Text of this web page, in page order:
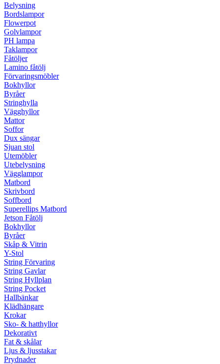
Belysning
Bordslampor
Flowerpot
Golvlampor
PH lampa
Taklampor
Fåtöljer
Lamino fåtölj
Förvaringsmöbler
Bokhyllor
Byråer
Stringhylla
Vägghyllor
Mattor
Soffor
Dux sängar
Sjuan stol
Utemöbler
Utebelysning
Vägglampor
Matbord
Skrivbord
Soffbord
Superellips Matbord
Jetson Fåtölj
Bokhyllor
Byråer
Skåp & Vitrin
Y-Stol
String Förvaring
String Gavlar
String Hyllplan
String Pocket
Hallbänkar
Klädhängare
Krokar
Sko- & hatthyllor
Dekorativt
Fat & skålar
Ljus & ljusstakar
Prydnader